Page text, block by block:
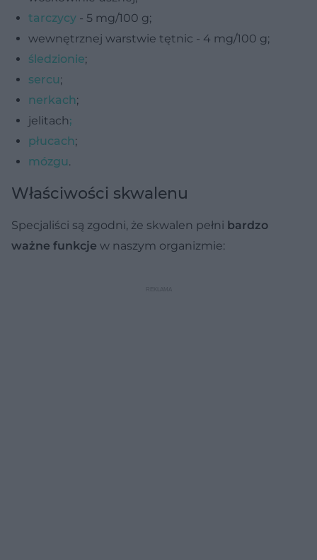
tarczycy - 5 mg/100 g;
wewnętrznej warstwie tętnic - 4 mg/100 g;
śledzionie;
sercu;
nerkach;
jelitach;
płucach;
mózgu.
Właściwości skwalenu
Specjaliści są zgodni, że skwalen pełni bardzo
ważne funkcje w naszym organizmie: